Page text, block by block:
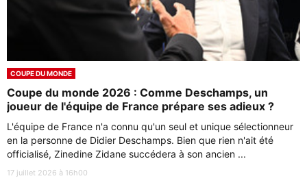
COUPE DU MONDE
Coupe du monde 2026 : Comme Deschamps, un
joueur de l'équipe de France prépare ses adieux ?
L'équipe de France n'a connu qu'un seul et unique sélectionneur
en la personne de Didier Deschamps. Bien que rien n'ait été
officialisé, Zinedine Zidane succédera à son ancien ...
17 juillet 2026 à 16h00